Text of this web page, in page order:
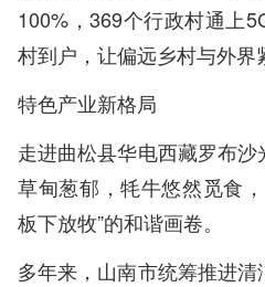
100%，369个行政村通上
村到户，让偏远乡村与外界
特色产业新格局
走进曲松县华电西藏罗布
草甸葱郁，牦牛悠然觅食，
板下放牧”的和谐画卷。
多年来，山南市统筹推进清